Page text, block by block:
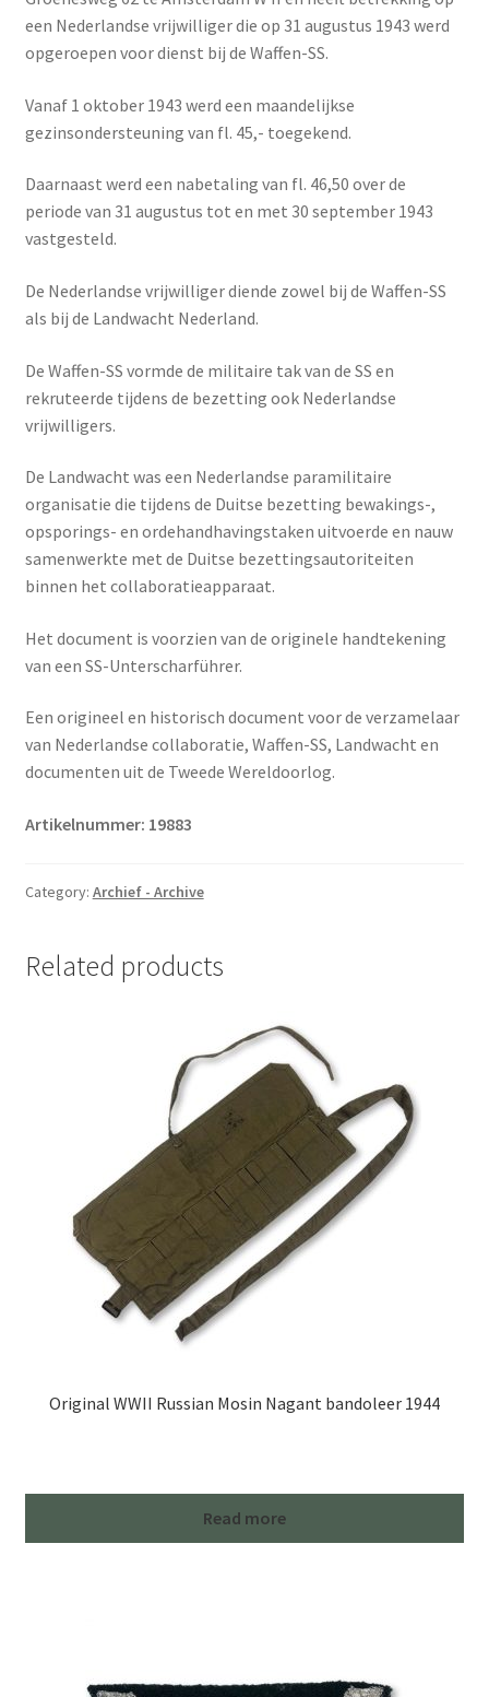
een Nederlandse vrijwilliger die op 31 augustus 1943 werd
opgeroepen voor dienst bij de Waffen-SS.
Vanaf 1 oktober 1943 werd een maandelijkse
gezinsondersteuning van fl. 45,- toegekend.
Daarnaast werd een nabetaling van fl. 46,50 over de
periode van 31 augustus tot en met 30 september 1943
vastgesteld.
De Nederlandse vrijwilliger diende zowel bij de Waffen-SS
als bij de Landwacht Nederland.
De Waffen-SS vormde de militaire tak van de SS en
rekruteerde tijdens de bezetting ook Nederlandse
vrijwilligers.
De Landwacht was een Nederlandse paramilitaire
organisatie die tijdens de Duitse bezetting bewakings-,
opsporings- en ordehandhavingstaken uitvoerde en nauw
samenwerkte met de Duitse bezettingsautoriteiten
binnen het collaboratieapparaat.
Het document is voorzien van de originele handtekening
van een SS-Unterscharführer.
Een origineel en historisch document voor de verzamelaar
van Nederlandse collaboratie, Waffen-SS, Landwacht en
documenten uit de Tweede Wereldoorlog.
Artikelnummer: 19883
Category: Archief - Archive
Related products
Original WWII Russian Mosin Nagant bandoleer 1944
Read more